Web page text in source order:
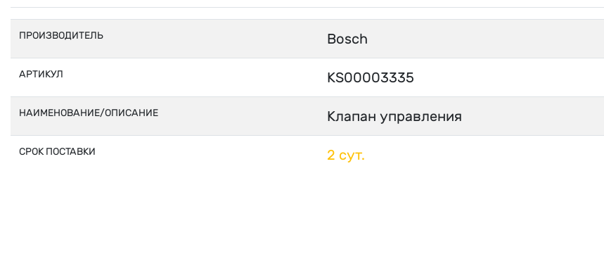
ПРОИЗВОДИТЕЛЬ Bosch
АРТИКУЛ KS00003335
НАИМЕНОВАНИЕ/ОПИСАНИЕ Клапан управления
СРОК ПОСТАВКИ 2 сут.